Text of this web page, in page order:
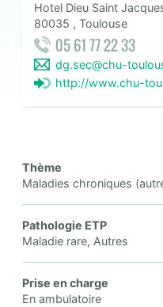
Hotel Dieu Saint
80035 , Toulouse
05 61 77 22 33
dg.sec@chu-
http://www.chu-
Thème
Maladies chroniques
Pathologie ETP
Maladie rare, Autres
Prise en charge
En ambulatoire